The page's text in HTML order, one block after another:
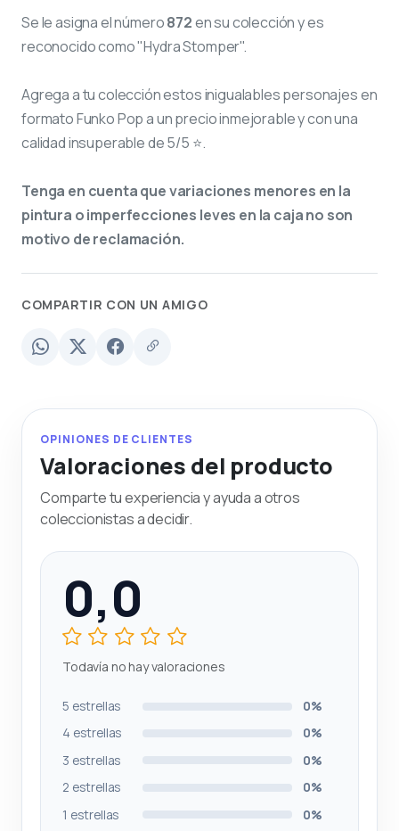
Se le asigna el número872en su colección y es
reconocido como "Hydra Stomper".
Agrega a tu colección estos inigualables personajes en
formato Funko Pop a un precio inmejorable y con una
calidad insuperable de 5/5 ⭐.
Tenga en cuenta que variaciones menores en la
pintura o imperfecciones leves en la caja no son
motivo de reclamación.
COMPARTIR CON UN AMIGO
OPINIONES DE CLIENTES
Valoraciones del producto
Comparte tu experiencia y ayuda a otros
coleccionistas a decidir.
0,0
Todavía no hay valoraciones
5 estrellas
0%
4 estrellas
0%
3 estrellas
0%
2 estrellas
0%
1 estrellas
0%